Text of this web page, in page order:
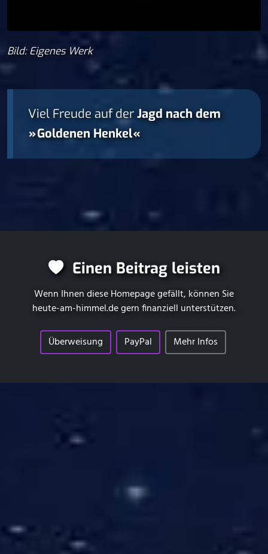
Bild: Eigenes Werk
Viel Freude auf derJagd nach dem
⁠ ⁠»⁠ ⁠Goldenen Henkel⁠ ⁠«⁠ ⁠
Einen Beitrag leisten
Wenn Ihnen diese Homepage gefällt, können Sie
heute-am-himmel.degern finanziell unterstützen.
Überweisung PayPal Mehr Infos